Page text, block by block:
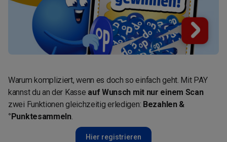
Warum kompliziert, wenn es doch so einfach geht. Mit PAY
kannst du an der Kasse auf Wunsch mit nur einem Scan
zwei Funktionen gleichzeitig erledigen: Bezahlen &
°Punktesammeln.
Hier registrieren